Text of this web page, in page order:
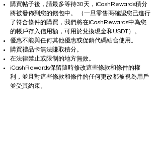
購買帖子後，請最多等待30天，iCashRewards積分
將被發佈到您的錢包中。 （一旦零售商確認您已進行
了符合條件的購買，我們將在iCashRewards中為您
的帳戶存入信用額，可用於兌換現金和USDT）。
優惠不能與任何其他優惠或促銷代碼結合使用。
購買禮品卡無法賺取積分。
在法律禁止或限制的地方無效。
iCashRewards保留隨時修改這些條款和條件的權
利，並且對這些條款和條件的任何更改都被視為用戶
並受其約束。